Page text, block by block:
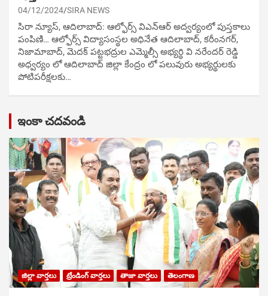
04/12/2024 SIRA NEWS
సిరా న్యూస్, ఆదిలాబాద్: ఆల్ఫోర్స్ విఎన్ఆర్ అద్వర్యంలో పుస్తకాలు
పంపిణి… ఆల్ఫోర్స్ విద్యాసంస్థల అధినేత ఆదిలాబాద్, కరీంనగర్,
నిజామాబాద్, మెదక్ పట్టభద్రుల ఎమ్మెల్సీ అభ్యర్థి వి నరేందర్ రెడ్డి
అధ్వర్యం లో ఆదిలాబాద్ జిల్లా కేంద్రం లో పలువురు అభ్యర్థులకు
పోటిప‌రీక్ష‌ల‌కు…
ఇంకా చదవండి
జిల్లా వార్తలు ట్రేండింగ్ వార్తలు తాజా వార్తలు తెలంగాణ